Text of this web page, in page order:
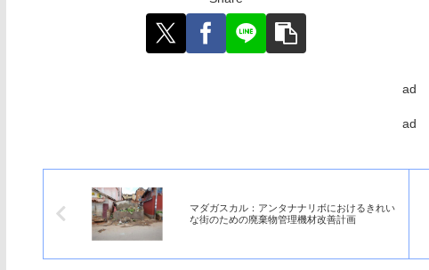
ad
ad
マダガスカル：アンタナナリボにおけるきれい
な街のための廃棄物管理機材改善計画